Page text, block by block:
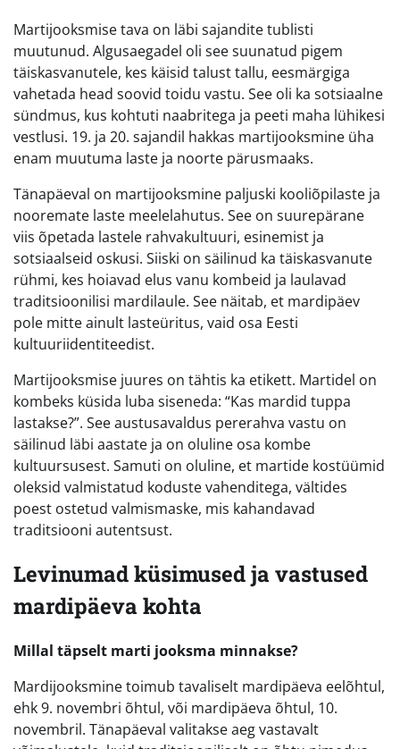
Martijooksmise tava on läbi sajandite tublisti
muutunud. Algusaegadel oli see suunatud pigem
täiskasvanutele, kes käisid talust tallu, eesmärgiga
vahetada head soovid toidu vastu. See oli ka sotsiaalne
sündmus, kus kohtuti naabritega ja peeti maha lühikesi
vestlusi. 19. ja 20. sajandil hakkas martijooksmine üha
enam muutuma laste ja noorte pärusmaaks.
Tänapäeval on martijooksmine paljuski kooliõpilaste ja
nooremate laste meelelahutus. See on suurepärane
viis õpetada lastele rahvakultuuri, esinemist ja
sotsiaalseid oskusi. Siiski on säilinud ka täiskasvanute
rühmi, kes hoiavad elus vanu kombeid ja laulavad
traditsioonilisi mardilaule. See näitab, et mardipäev
pole mitte ainult lasteüritus, vaid osa Eesti
kultuuriidentiteedist.
Martijooksmise juures on tähtis ka etikett. Martidel on
kombeks küsida luba siseneda: “Kas mardid tuppa
lastakse?”. See austusavaldus pererahva vastu on
säilinud läbi aastate ja on oluline osa kombe
kultuursusest. Samuti on oluline, et martide kostüümid
oleksid valmistatud koduste vahenditega, vältides
poest ostetud valmismaske, mis kahandavad
traditsiooni autentsust.
Levinumad küsimused ja vastused
mardipäeva kohta
Millal täpselt marti jooksma minnakse?
Mardijooksmine toimub tavaliselt mardipäeva eelõhtul,
ehk 9. novembri õhtul, või mardipäeva õhtul, 10.
novembril. Tänapäeval valitakse aeg vastavalt